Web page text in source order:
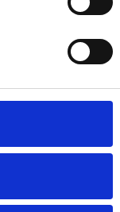
2014